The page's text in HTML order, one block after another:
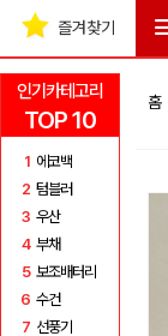
인기카테고리
TOP 10
1 에코백
2 텀블러
3 우산
4 부채
5 보조배터리
6 수건
7 선풍기
즐겨찾기
홈